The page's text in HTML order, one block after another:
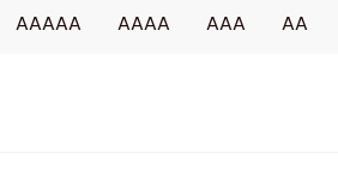
AAAAA AAAA AAA AA